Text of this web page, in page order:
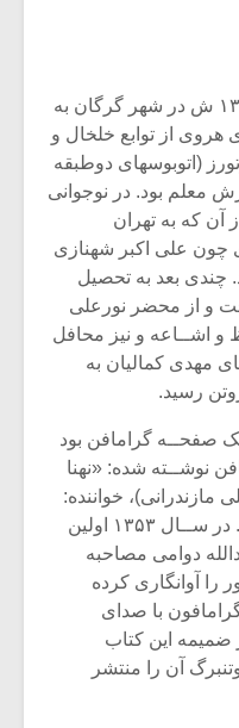
محمدرضا لطفی در ۱۷ دیماه ۱۳۲۵ ش در شهر گرگان به
هروی از توابع خلخال و
(اتوبوسهای دوطبقه
معلم بود. در نوجوانی
آن که به تهران
چون علی اکبر شهنازی
چندی بعد به تحصیل
و از محضر نورعلی
و اشــاعه و نیز محافل
مهدی کمالیان به
رسید.
که یک صفحــه گرامافن بود
نوشــته شده: «نهنا
مازندرانی)، خواننده:
اردکانی، تنظیم محمدرضا لطفی. در ســال ۱۳۵۳ اولین
دوامی مصاحبه
را آوانگاری کرده
با صدای
ضمیمه این کتاب
آن را منتشر